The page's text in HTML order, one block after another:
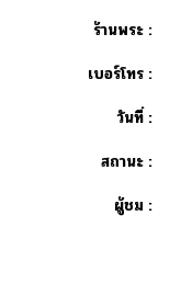
ร้านพระ :
เบอร์โทร :
วันที่ :
สถานะ :
ผู้ชม :